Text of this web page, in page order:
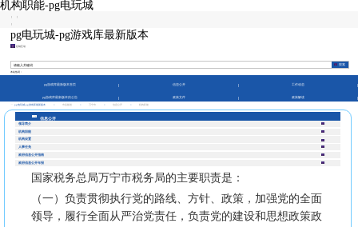
机构职能-pg电玩城
| |
|
pg电玩城-pg游戏库最新版本
征纳互动
本站热词：
pg游戏库最新版本首页 信息公开 工作动态
pg游戏库最新版本的公告 政策文件 政策解读
pg电玩城-pg游戏库最新版本 市县频道 万宁市
信息公开
领导简介
机构职能
机构设置
人事任免
政府信息公开指南
政府信息公开年报
国家税务总局万宁市税务局的主要职责是：
（一）负责贯彻执行党的路线、方针、政策，加强党的全面
领导，履行全面从严治党责任，负责党的建设和思想政策政